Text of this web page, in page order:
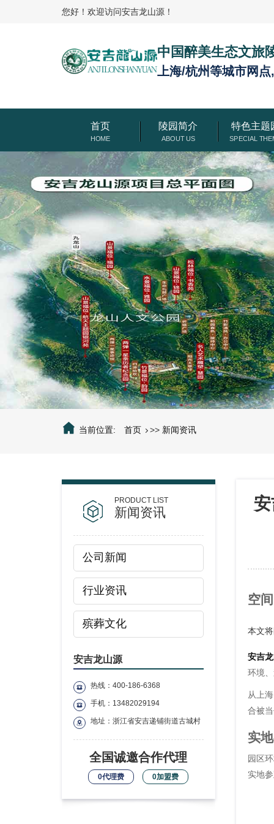
您好！欢迎访问安吉龙山源！
中国醉美生态文旅
上海/杭州等城市网
首页 陵园简介 特色主题
当前位置: 首页 >> 新闻资讯
新闻资讯
公司新闻
行业资讯
殡葬文化
安吉龙山源
热线：400-186-6368
手机：13482029194
地址：浙江省安吉递铺街道古城村
全国诚邀合作代理
0代理费 0加盟费
空
本文
安吉
环境
从上
合被
实
园区
实地